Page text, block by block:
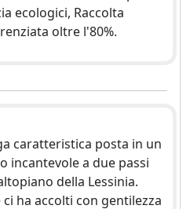
ecologici, Raccolta
oltre l'80%.
caratteristica posta in un
incantevole a due passi
della Lessinia.
ci ha accolti con gentilezza